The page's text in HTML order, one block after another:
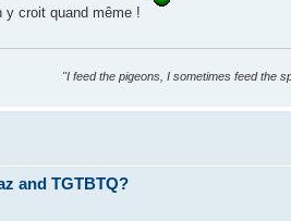
y croit quand même !
"I feed the pigeons, I sometimes feed the
and TGTBTQ?